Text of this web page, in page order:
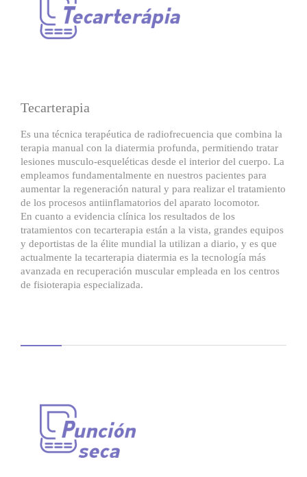
Tecarterapia
Es una técnica terapéutica de radiofrecuencia que combina la
terapia manual con la diatermia profunda, permitiendo tratar
lesiones musculo-esqueléticas desde el interior del cuerpo. La
empleamos fundamentalmente en nuestros pacientes para
aumentar la regeneración natural y para realizar el tratamiento
de los procesos antiinflamatorios del aparato locomotor.
En cuanto a evidencia clínica los resultados de los
tratamientos con tecarterapia están a la vista, grandes equipos
y deportistas de la élite mundial la utilizan a diario, y es que
actualmente la tecarterapia diatermia es la tecnología más
avanzada en recuperación muscular empleada en los centros
de fisioterapia especializada.